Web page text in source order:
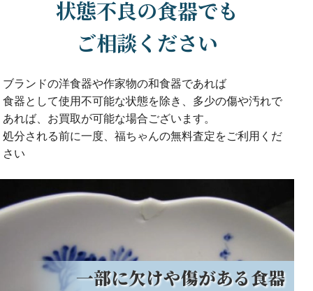
状態不良の食器でも
ご相談ください
ブランドの洋食器や作家物の和食器であれば
食器として使用不可能な状態を除き、多少の傷や汚れで
あれば、お買取が可能な場合ございます。
処分される前に一度、福ちゃんの無料査定をご利用くだ
さい
一部に欠けや傷がある食器